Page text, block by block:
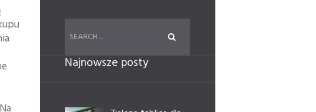
Najnowsze posty